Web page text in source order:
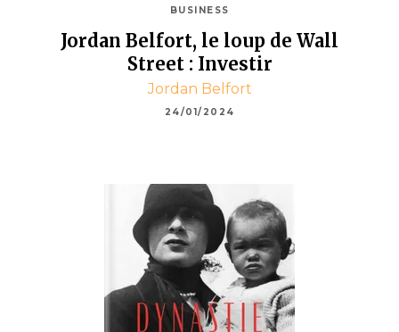
BUSINESS
Jordan Belfort, le loup de Wall
Street : Investir
Jordan Belfort
24/01/2024